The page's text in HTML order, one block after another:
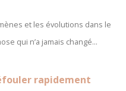
et les évolutions dans le
qui n’a jamais changé...
rapidement